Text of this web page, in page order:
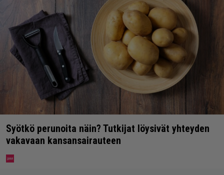
Syötkö perunoita näin? Tutkijat löysivät yhteyden
vakavaan kansansairauteen